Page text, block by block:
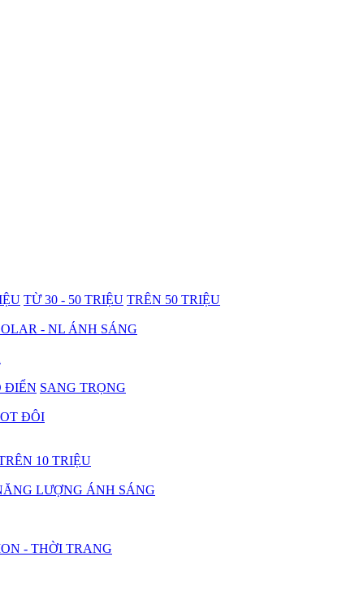
TỪ 30 - 50 TRIỆU TRÊN 50 TRIỆU
- NL ÁNH SÁNG
ĐIỂN SANG TRỌNG
ĐÔI
10 TRIỆU
LƯỢNG ÁNH SÁNG
- THỜI TRANG